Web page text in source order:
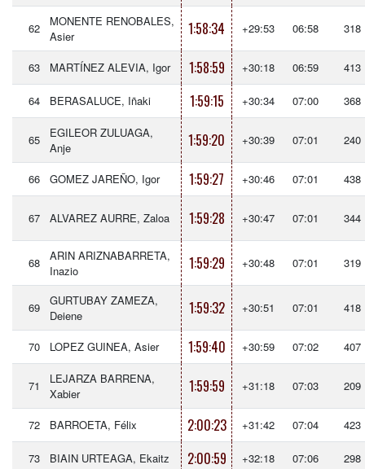
62
MONENTE RENOBALES,
Asier
1:58:34 +29:53 06:58 318
63 MARTÍNEZ ALEVIA, Igor 1:58:59 +30:18 06:59 413
64 BERASALUCE, Iñaki 1:59:15 +30:34 07:00 368
65
EGILEOR ZULUAGA,
Anje
1:59:20 +30:39 07:01 240
66 GOMEZ JAREÑO, Igor 1:59:27 +30:46 07:01 438
67 ALVAREZ AURRE, Zaloa 1:59:28 +30:47 07:01 344
68
ARIN ARIZNABARRETA,
Inazio
1:59:29 +30:48 07:01 319
69
GURTUBAY ZAMEZA,
Deiene
1:59:32 +30:51 07:01 418
70 LOPEZ GUINEA, Asier 1:59:40 +30:59 07:02 407
71
LEJARZA BARRENA,
Xabier
1:59:59 +31:18 07:03 209
72 BARROETA, Félix 2:00:23 +31:42 07:04 423
73 BIAIN URTEAGA, Ekaitz 2:00:59 +32:18 07:06 298